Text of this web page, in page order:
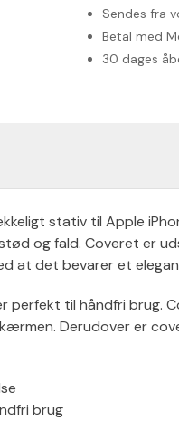
Sendes fra
Betal med
30 dages
stativ til Apple
og fald. Coveret er
at det bevarer et
til håndfri brug.
Derudover er
brug